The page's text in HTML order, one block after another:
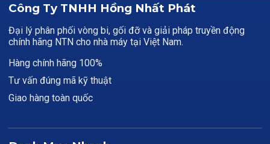
Công Ty TNHH Hồng Nhất Phát
Đại lý phân phối vòng bi, gối đỡ và giải pháp truyền động
chính hãng NTN cho nhà máy tại Việt Nam.
Hàng chính hãng 100%
Tư vấn đúng mã kỹ thuật
Giao hàng toàn quốc